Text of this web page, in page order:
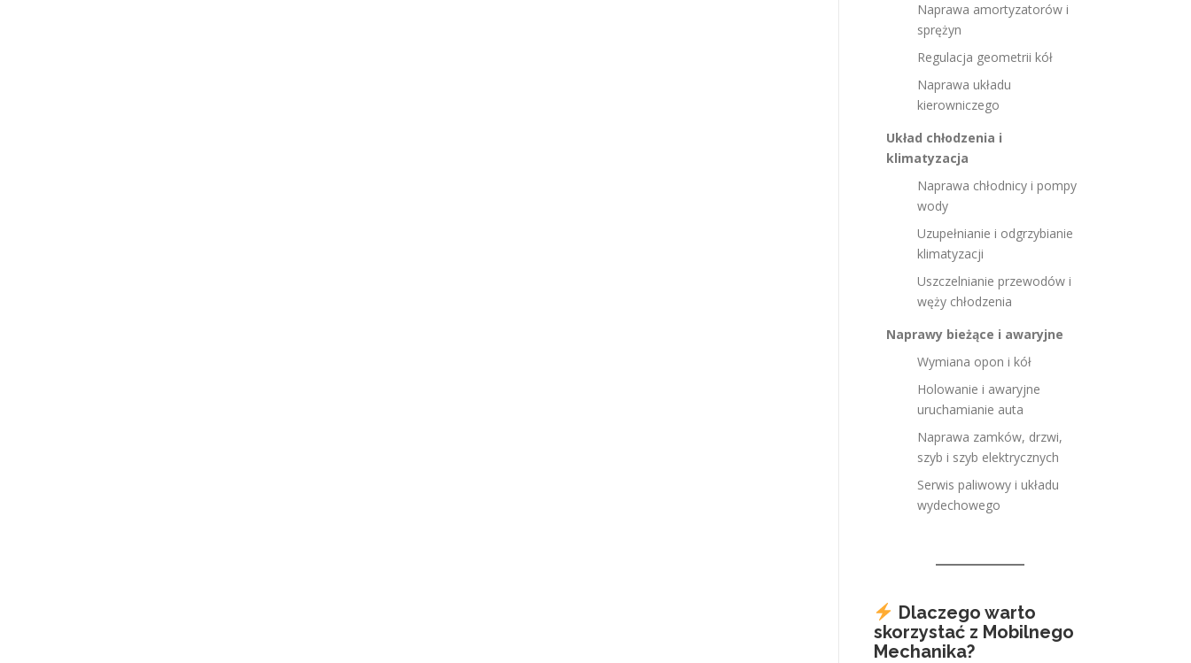
Naprawa amortyzatorów i
sprężyn
Regulacja geometrii kół
Naprawa układu
kierowniczego
Układ chłodzenia i
klimatyzacja
Naprawa chłodnicy i pompy
wody
Uzupełnianie i odgrzybianie
klimatyzacji
Uszczelnianie przewodów i
węży chłodzenia
Naprawy bieżące i awaryjne
Wymiana opon i kół
Holowanie i awaryjne
uruchamianie auta
Naprawa zamków, drzwi,
szyb i szyb elektrycznych
Serwis paliwowy i układu
wydechowego
Dlaczego warto
skorzystać z Mobilnego
Mechanika?